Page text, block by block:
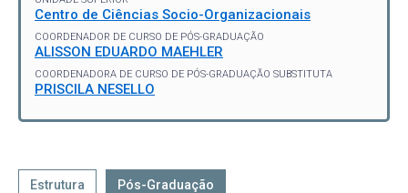
Centro de Ciências Socio-Organizacionais
COORDENADOR DE CURSO DE PÓS-GRADUAÇÃO
ALISSON EDUARDO MAEHLER
COORDENADORA DE CURSO DE PÓS-GRADUAÇÃO SUBSTITUTA
PRISCILA NESELLO
Estrutura Pós-Graduação